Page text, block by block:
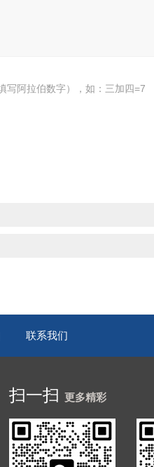
写阿拉伯数字），如：三加四=7
联系我们
扫一扫 更多精彩